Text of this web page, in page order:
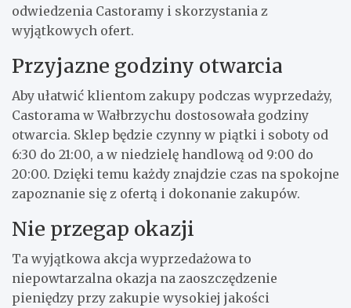
odwiedzenia Castoramy i skorzystania z
wyjątkowych ofert.
Przyjazne godziny otwarcia
Aby ułatwić klientom zakupy podczas wyprzedaży,
Castorama w Wałbrzychu dostosowała godziny
otwarcia. Sklep będzie czynny w piątki i soboty od
6:30 do 21:00, a w niedzielę handlową od 9:00 do
20:00. Dzięki temu każdy znajdzie czas na spokojne
zapoznanie się z ofertą i dokonanie zakupów.
Nie przegap okazji
Ta wyjątkowa akcja wyprzedażowa to
niepowtarzalna okazja na zaoszczędzenie
pieniędzy przy zakupie wysokiej jakości